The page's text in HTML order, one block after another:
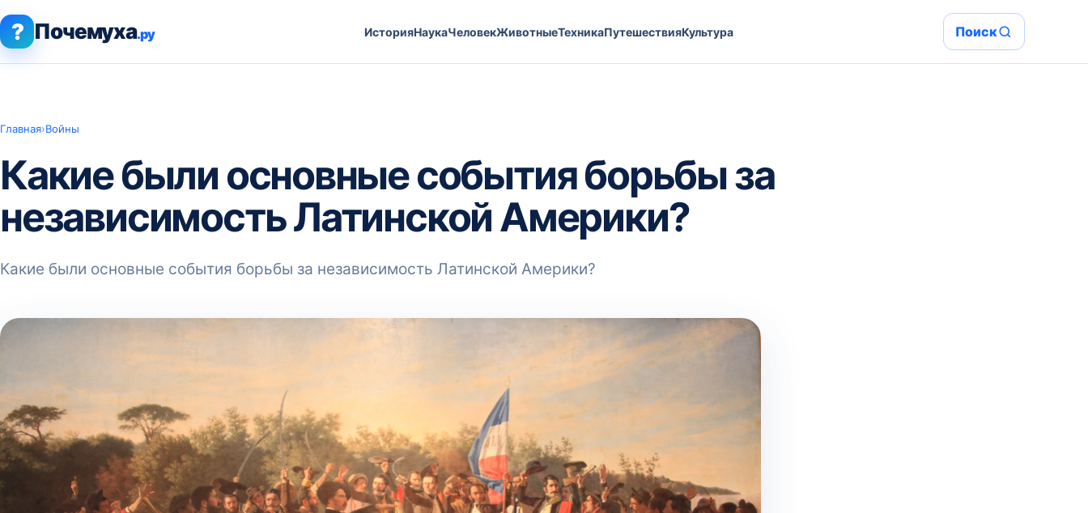
? Почемуха.ру ИсторияНаукаЧеловекЖивотныеТехникаПутешествияКультура Поиск
Главная›Войны
Какие были основные события борьбы за
независимость Латинской Америки?
Какие были основные события борьбы за независимость Латинской Америки?